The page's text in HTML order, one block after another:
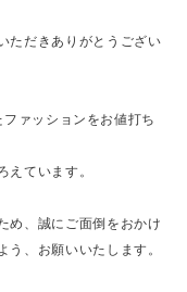
ただきありがとうござい
ァッションをお値打ち
ています。
め、誠にご面倒をおかけ
、お願いいたします。